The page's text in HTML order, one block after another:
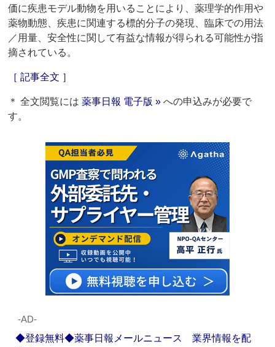
価に疾患モデル動物を用いることにより、薬理学的作用や
薬物動態、疾患に関連する標的分子の発現、臨床での用法
／用量、安全性に関して有益な情報が得られる可能性が指
摘されている。
［ 記事全文 ］
＊ 全文閲覧には薬事日報 電子版 » への申込みが必要で
す。
‐AD‐
◆登録無料◆薬事日報メールニュース 業界情報を配